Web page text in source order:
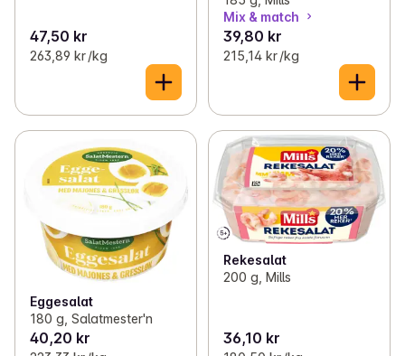
47,50 kr
263,89 kr /kg
Mix & match
39,80 kr
215,14 kr /kg
Eggesalat
180 g, Salatmester'n
40,20 kr
Rekesalat
200 g, Mills
36,10 kr